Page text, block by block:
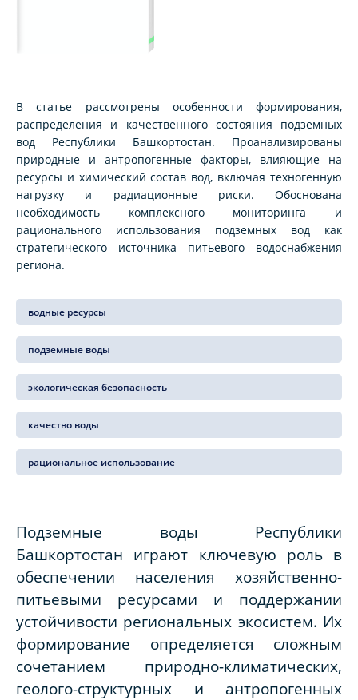
В статье рассмотрены особенности формирования,
распределения и качественного состояния подземных
вод Республики Башкортостан. Проанализированы
природные и антропогенные факторы, влияющие на
ресурсы и химический состав вод, включая техногенную
нагрузку и радиационные риски. Обоснована
необходимость комплексного мониторинга и
рационального использования подземных вод как
стратегического источника питьевого водоснабжения
региона.
водные ресурсы
подземные воды
экологическая безопасность
качество воды
рациональное использование
Подземные воды Республики
Башкортостан играют ключевую роль в
обеспечении населения хозяйственно-
питьевыми ресурсами и поддержании
устойчивости региональных экосистем. Их
формирование определяется сложным
сочетанием природно-климатических,
геолого-структурных и антропогенных